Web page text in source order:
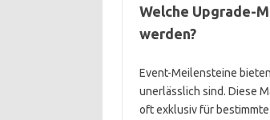
Welche Upgrade-
werden?
Event-Meilensteine
unerlässlich sind. Diese
oft exklusiv für